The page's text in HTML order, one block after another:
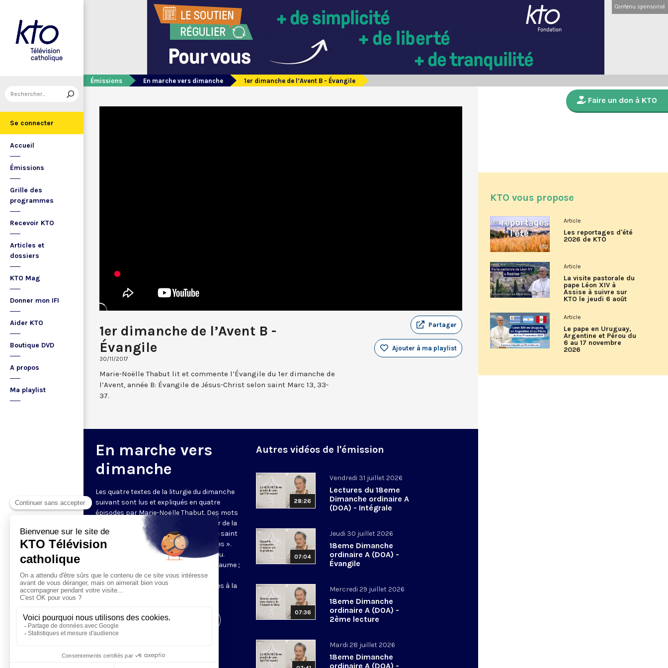
Se connecter
Accueil
Émissions
Grille des
programmes
Recevoir KTO
Articles et
dossiers
KTO Mag
Donner mon IFI
Aider KTO
Boutique DVD
A propos
Ma playlist
Contenu sponsorisé
Émissions En marche vers dimanche 1er dimanche de l’Avent B - Évangile
1er dimanche de l’Avent B -
Évangile
30/11/2017
Partager
Ajouter à ma playlist
Marie-Noëlle Thabut lit et commente l’Évangile du 1er dimanche de
l’Avent, année B: Évangile de Jésus-Christ selon saint Marc 13, 33-
37.
En marche vers
dimanche
Les quatre textes de la liturgie du dimanche
suivant sont lus et expliqués en quatre
épisodes par Marie-Noëlle Thabut. Des mots
simples et lumineux pour aller au cœur de la
Révélation biblique, entrer dans ce que saint
Luc appelle « l’intelligence des Écritures ».
Chaque jour, vivez avec la Parole de Dieu.
Lundi, la première lecture ; mardi, le psaume ;
mercredi, la deuxième lecture ; jeudi,
l’Évangile ; vendredi, les quatre épisodes à la
Visiter la page de l'émission
Autres vidéos de l'émission
28:26
Vendredi 31 juillet 2026
Lectures du 18eme
Dimanche ordinaire A
(DOA) - Intégrale
07:04
Jeudi 30 juillet 2026
18eme Dimanche
ordinaire A (DOA) -
Évangile
07:36
Mercredi 29 juillet 2026
18eme Dimanche
ordinaire A (DOA) -
2ème lecture
Mardi 28 juillet 2026
18eme Dimanche
ordinaire A (DOA) -
Faire un don à KTO
KTO vous propose
Article
Les reportages d'été
2026 de KTO
Article
La visite pastorale du
pape Léon XIV à
Assise à suivre sur
KTO le jeudi 6 août
Article
Le pape en Uruguay,
Argentine et Pérou du
6 au 17 novembre
2026